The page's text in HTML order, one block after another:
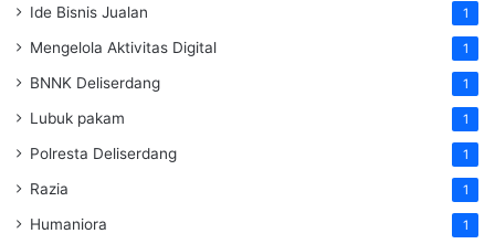
Ide Bisnis Jualan 1
Mengelola Aktivitas Digital 1
BNNK Deliserdang 1
Lubuk pakam 1
Polresta Deliserdang 1
Razia 1
Humaniora 1